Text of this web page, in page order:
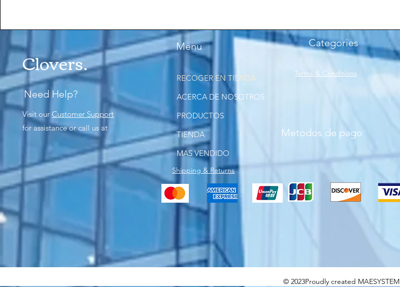
Clovers.
Need Help?
Visit ourCustomer Support
for assistance or call us at
Menu
RECOGER EN TIENDA
ACERCA DE NOSOTROS
PRODUCTOS
TIENDA
MAS VENDIDO
Shipping & Returns
Categories
Terms & Conditions
Metodos de pago
© 2023Proudly created MAESYSTEM